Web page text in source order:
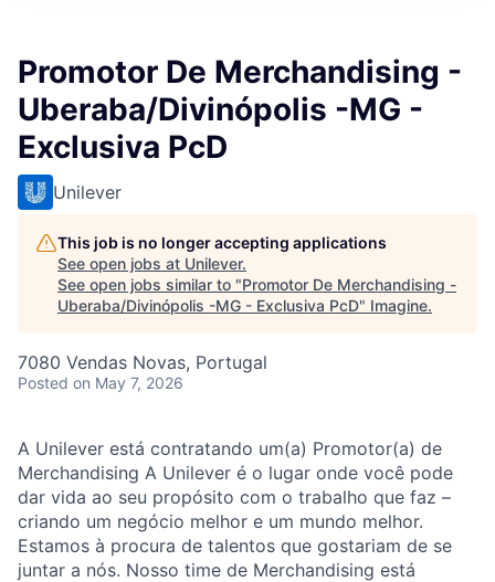
Promotor De Merchandising -
Uberaba/Divinópolis -MG -
Exclusiva PcD
Unilever
This job is no longer accepting applications
See open jobs at Unilever.
See open jobs similar to "Promotor De Merchandising -
Uberaba/Divinópolis -MG - Exclusiva PcD" Imagine.
7080 Vendas Novas, Portugal
Posted on May 7, 2026
A Unilever está contratando um(a) Promotor(a) de
Merchandising A Unilever é o lugar onde você pode
dar vida ao seu propósito com o trabalho que faz –
criando um negócio melhor e um mundo melhor.
Estamos à procura de talentos que gostariam de se
juntar a nós. Nosso time de Merchandising está